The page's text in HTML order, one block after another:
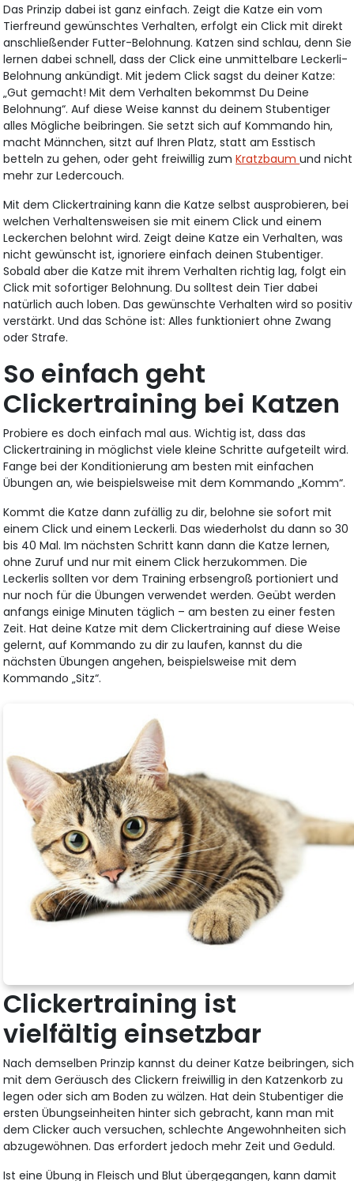
Das Prinzip dabei ist ganz einfach. Zeigt die Katze ein vom
Tierfreund gewünschtes Verhalten, erfolgt ein Click mit direkt
anschließender Futter-Belohnung. Katzen sind schlau, denn Sie
lernen dabei schnell, dass der Click eine unmittelbare Leckerli-
Belohnung ankündigt. Mit jedem Click sagst du deiner Katze:
„Gut gemacht! Mit dem Verhalten bekommst Du Deine
Belohnung“. Auf diese Weise kannst du deinem Stubentiger
alles Mögliche beibringen. Sie setzt sich auf Kommando hin,
macht Männchen, sitzt auf Ihren Platz, statt am Esstisch
betteln zu gehen, oder geht freiwillig zumKratzbaumund nicht
mehr zur Ledercouch.
Mit dem Clickertraining kann die Katze selbst ausprobieren, bei
welchen Verhaltensweisen sie mit einem Click und einem
Leckerchen belohnt wird. Zeigt deine Katze ein Verhalten, was
nicht gewünscht ist, ignoriere einfach deinen Stubentiger.
Sobald aber die Katze mit ihrem Verhalten richtig lag, folgt ein
Click mit sofortiger Belohnung. Du solltest dein Tier dabei
natürlich auch loben. Das gewünschte Verhalten wird so positiv
verstärkt. Und das Schöne ist: Alles funktioniert ohne Zwang
oder Strafe.
So einfach geht
Clickertraining bei Katzen
Probiere es doch einfach mal aus. Wichtig ist, dass das
Clickertraining in möglichst viele kleine Schritte aufgeteilt wird.
Fange bei der Konditionierung am besten mit einfachen
Übungen an, wie beispielsweise mit dem Kommando „Komm“.
Kommt die Katze dann zufällig zu dir, belohne sie sofort mit
einem Click und einem Leckerli. Das wiederholst du dann so 30
bis 40 Mal. Im nächsten Schritt kann dann die Katze lernen,
ohne Zuruf und nur mit einem Click herzukommen. Die
Leckerlis sollten vor dem Training erbsengroß portioniert und
nur noch für die Übungen verwendet werden. Geübt werden
anfangs einige Minuten täglich – am besten zu einer festen
Zeit. Hat deine Katze mit dem Clickertraining auf diese Weise
gelernt, auf Kommando zu dir zu laufen, kannst du die
nächsten Übungen angehen, beispielsweise mit dem
Kommando „Sitz“.
Clickertraining ist
vielfältig einsetzbar
Nach demselben Prinzip kannst du deiner Katze beibringen, sich
mit dem Geräusch des Clickern freiwillig in den Katzenkorb zu
legen oder sich am Boden zu wälzen. Hat dein Stubentiger die
ersten Übungseinheiten hinter sich gebracht, kann man mit
dem Clicker auch versuchen, schlechte Angewohnheiten sich
abzugewöhnen. Das erfordert jedoch mehr Zeit und Geduld.
Ist eine Übung in Fleisch und Blut übergegangen, kann damit